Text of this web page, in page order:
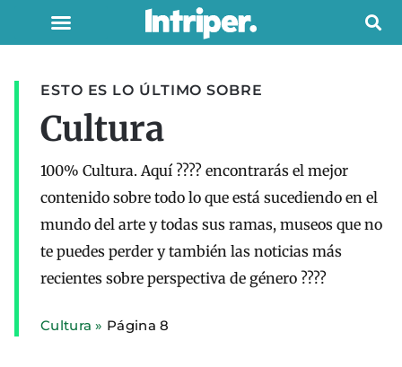
ESTO ES LO ÚLTIMO SOBRE
Cultura
100% Cultura. Aquí ???? encontrarás el mejor
contenido sobre todo lo que está sucediendo en el
mundo del arte y todas sus ramas, museos que no
te puedes perder y también las noticias más
recientes sobre perspectiva de género ????
Cultura » Página 8